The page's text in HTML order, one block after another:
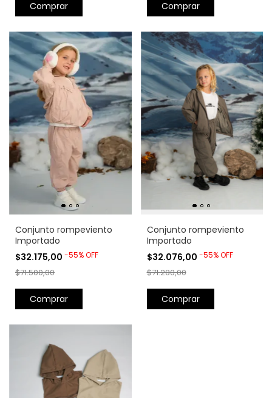
Comprar Comprar
Conjunto rompeviento
Importado
$32.175,00 -55%OFF
$71.500,00
Comprar
Conjunto rompeviento
Importado
$32.076,00 -55%OFF
$71.280,00
Comprar